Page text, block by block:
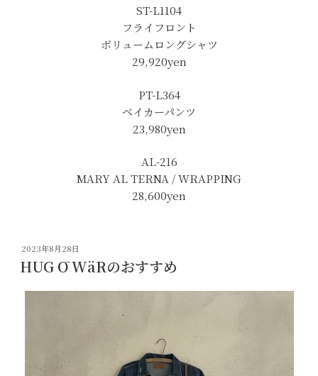
ST-L1104
フライフロント
ボリュームロングシャツ
29,920yen
PT-L364
ベイカーパンツ
23,980yen
AL-216
MARY AL TERNA / WRAPPING
28,600yen
投
稿
日:
2023年8月28日
HUG Ō WäRのおすすめ